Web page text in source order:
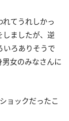
てうれしかっ
しましたが、逆
いろありそうで
女のみなさんに
ョックだったこ